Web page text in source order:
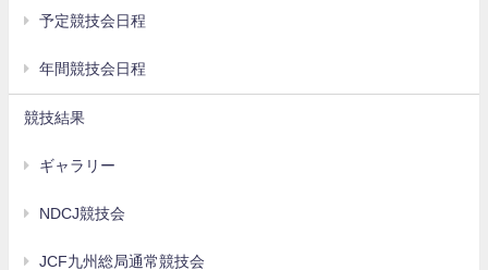
予定競技会日程
年間競技会日程
競技結果
ギャラリー
NDCJ競技会
JCF九州総局通常競技会